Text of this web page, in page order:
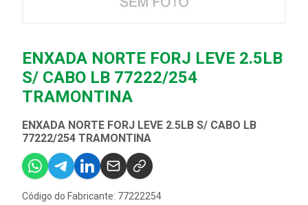
ENXADA NORTE FORJ LEVE 2.5LB
S/ CABO LB 77222/254
TRAMONTINA
ENXADA NORTE FORJ LEVE 2.5LB S/ CABO LB
77222/254 TRAMONTINA
Código do Fabricante: 77222254